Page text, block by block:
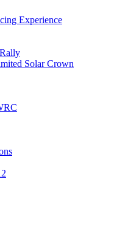
Experience
Solar Crown